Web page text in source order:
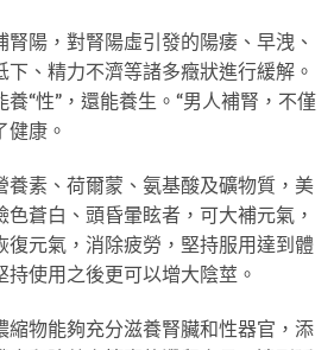
腎陽，對腎陽虛引發的陽痿、早洩、
、精力不濟等諸多癥狀進行緩解。
“性”，還能養生。“男人補腎，不僅
健康。
養素、荷爾蒙、氨基酸及礦物質，美
蒼白、頭昏暈眩者，可大補元氣，
復元氣，消除疲勞，堅持服用達到體
使用之後更可以增大陰莖。
縮物能夠充分滋養腎臟和性器官，添